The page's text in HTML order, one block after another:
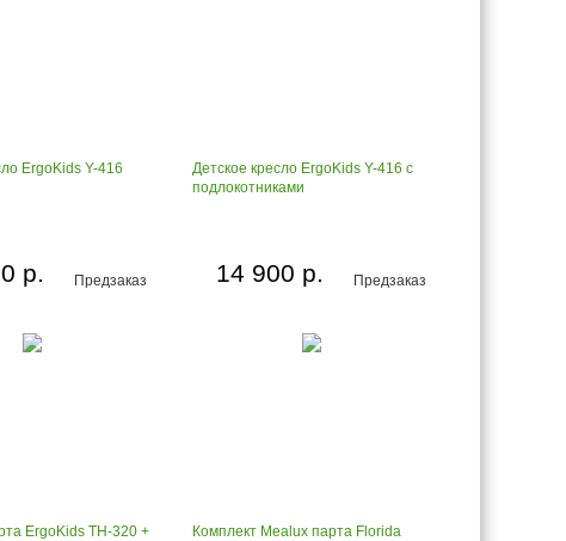
ErgoKids Y-416
Предзаказ
р.
Детское кресло ErgoKids Y-416 с
подлокотниками
Предзаказ
14 900 р.
ErgoKids TH-320 +
Комплект Mealux парта Florida